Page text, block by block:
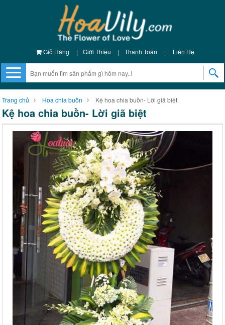
Giỏ Hàng | Giới Thiệu | Thanh Toán | Liên Hệ
Trang chủ Hoa chia buồn Kệ hoa chia buồn- Lời giã biệt
Kệ hoa chia buồn- Lời giã biệt